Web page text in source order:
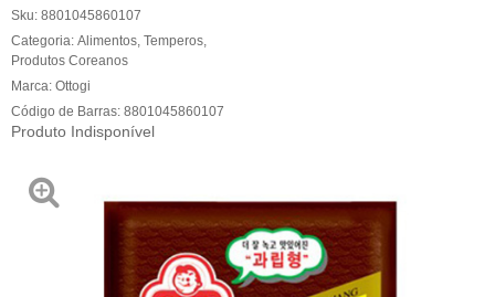
Sku: 8801045860107
Categoria: Alimentos Temperos
Produtos Coreanos
Marca: Ottogi
Código de Barras: 8801045860107
Produto Indisponível